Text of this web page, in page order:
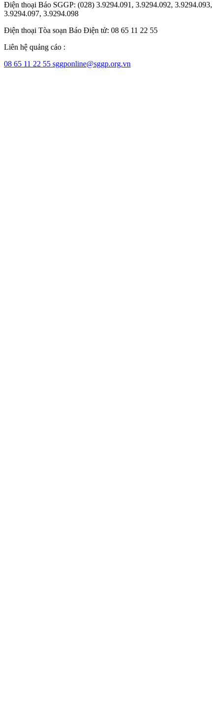
Điện thoại Báo SGGP: (028) 3.9294.091, 3.9294.092, 3.9294.093,
3.9294.097, 3.9294.098
Điện thoại Tòa soạn Báo Điện tử: 08 65 11 22 55
Liên hệ quảng cáo :
08 65 11 22 55 sggponline@sggp.org.vn